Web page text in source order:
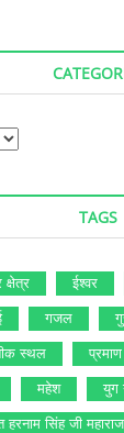
TAGS
क्षेत्र ईश्‍वर
गजल
स्‍थल प्रमाण
महेश युग
हरनाम सिंह जी महाराज